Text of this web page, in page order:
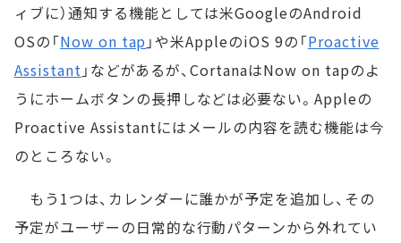
ィブに）通知する機能としては米GoogleのAndroid
OSの「Now on tap 」や米AppleのiOS 9の「Proactive
Assistant 」などがあるが、CortanaはNow on tapのよ
うにホームボタンの長押しなどは必要ない。Appleの
Proactive Assistantにはメールの内容を読む機能は今
のところない。
もう1つは、カレンダーに誰かが予定を追加し、その
予定がユーザーの日常的な行動パターンから外れてい